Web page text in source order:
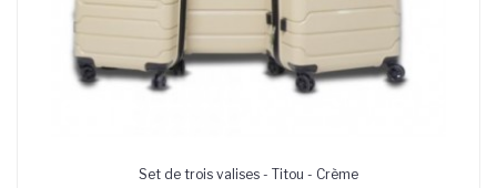
Set de trois valises - Titou - Crème